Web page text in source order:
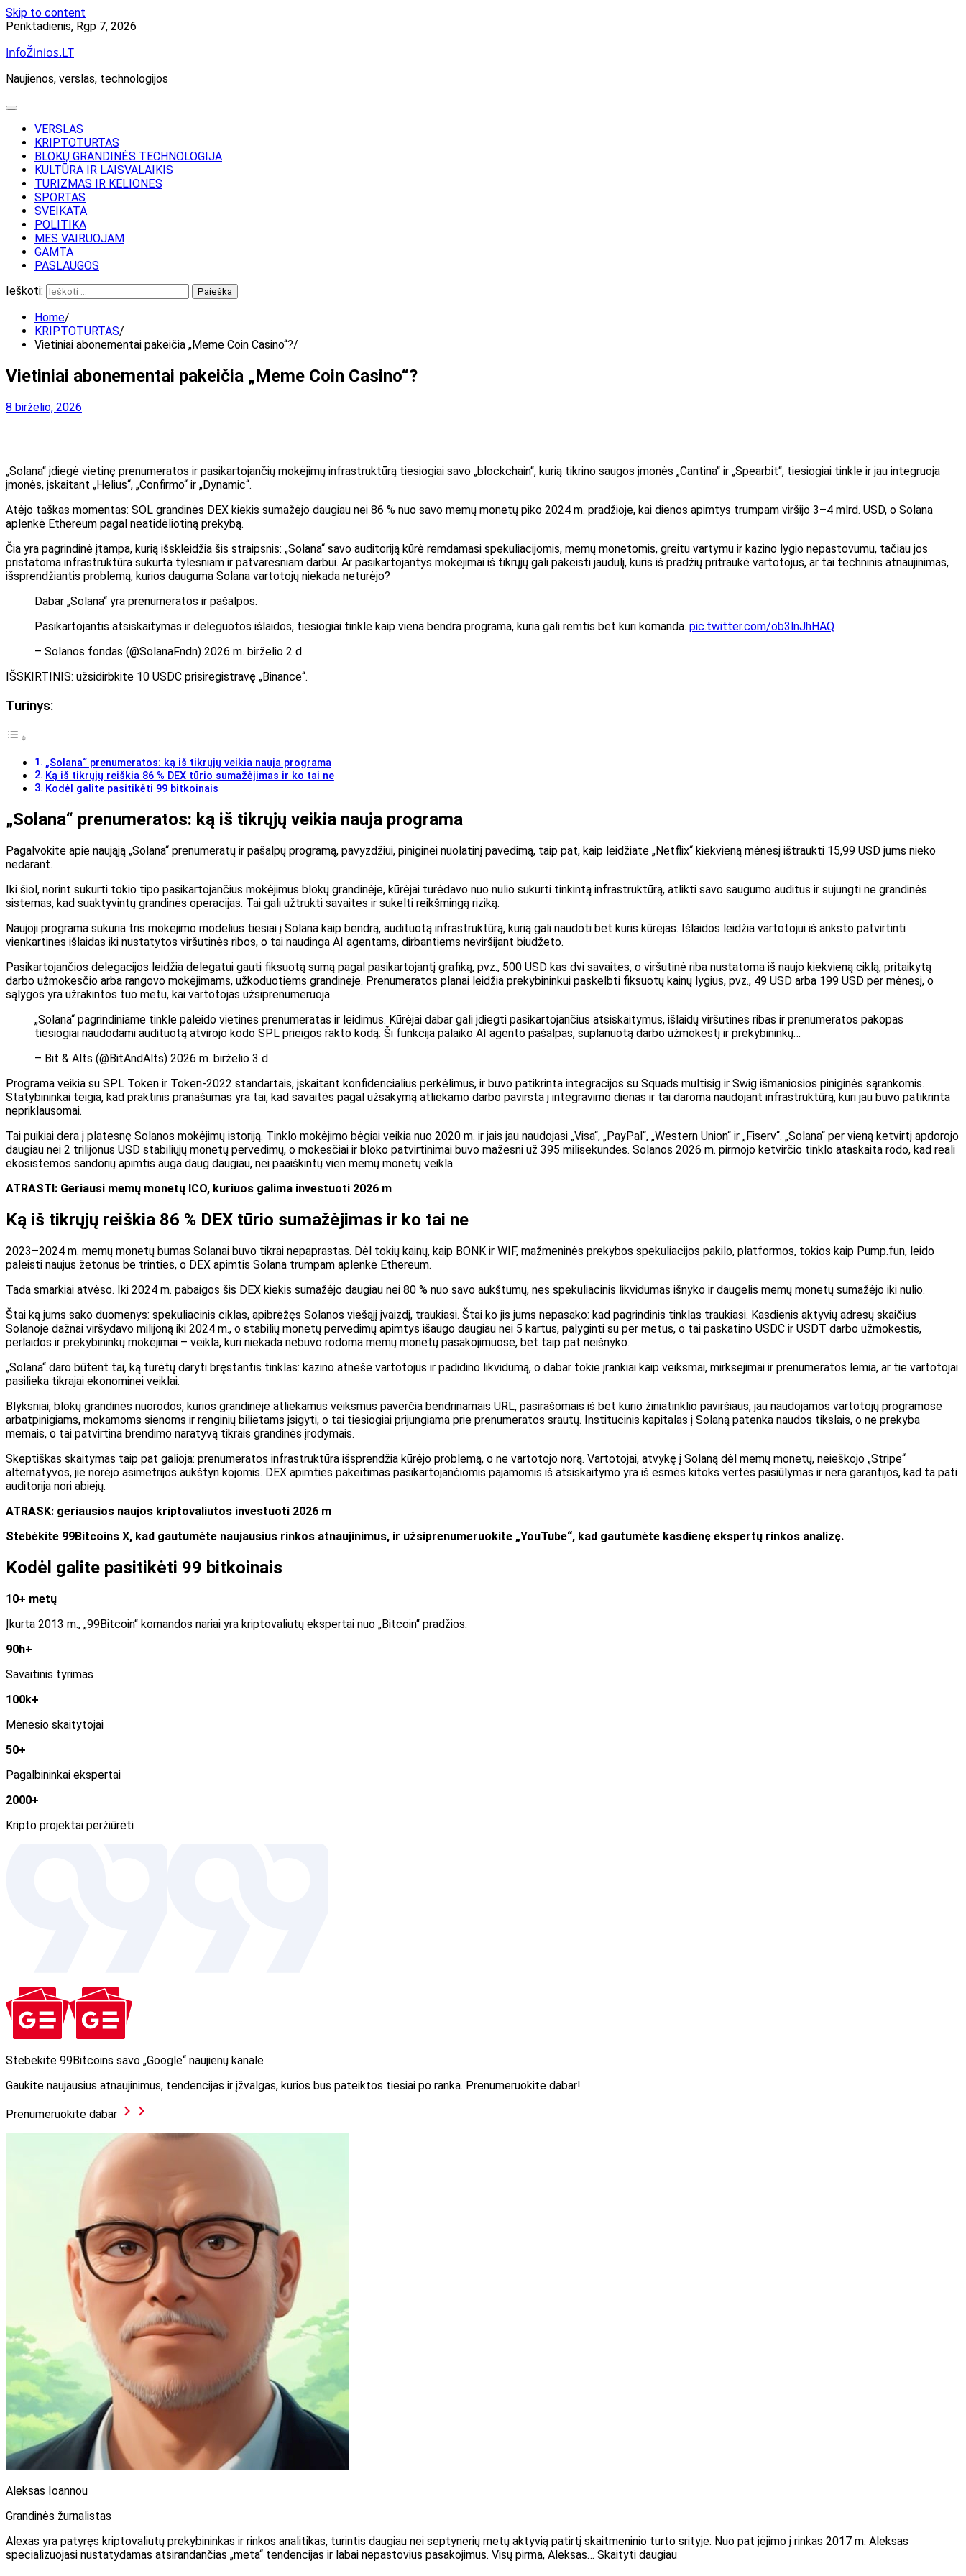
Skip to content
Penktadienis, Rgp 7, 2026
InfoŽinios.LT
Naujienos, verslas, technologijos
VERSLAS
KRIPTOTURTAS
BLOKŲ GRANDINĖS TECHNOLOGIJA
KULTŪRA IR LAISVALAIKIS
TURIZMAS IR KELIONĖS
SPORTAS
SVEIKATA
POLITIKA
MES VAIRUOJAM
GAMTA
PASLAUGOS
Ieškoti:
Home
KRIPTOTURTAS
Vietiniai abonementai pakeičia „Meme Coin Casino“?
Vietiniai abonementai pakeičia „Meme Coin Casino“?
8 birželio, 2026
„Solana“ įdiegė vietinę prenumeratos ir pasikartojančių mokėjimų infrastruktūrą tiesiogiai savo „blockchain“, kurią tikrino saugos įmonės „Cantina“ ir „Spearbit“, tiesiogiai tinkle ir jau integruoja
įmonės, įskaitant „Helius“, „Confirmo“ ir „Dynamic“.
Atėjo taškas momentas: SOL grandinės DEX kiekis sumažėjo daugiau nei 86 % nuo savo memų monetų piko 2024 m. pradžioje, kai dienos apimtys trumpam viršijo 3–4 mlrd. USD, o Solana
aplenkė Ethereum pagal neatidėliotiną prekybą.
Čia yra pagrindinė įtampa, kurią išskleidžia šis straipsnis: „Solana“ savo auditoriją kūrė remdamasi spekuliacijomis, memų monetomis, greitu vartymu ir kazino lygio nepastovumu, tačiau jos
pristatoma infrastruktūra sukurta tylesniam ir patvaresniam darbui. Ar pasikartojantys mokėjimai iš tikrųjų gali pakeisti jaudulį, kuris iš pradžių pritraukė vartotojus, ar tai techninis atnaujinimas,
išsprendžiantis problemą, kurios dauguma Solana vartotojų niekada neturėjo?
Dabar „Solana“ yra prenumeratos ir pašalpos.
Pasikartojantis atsiskaitymas ir deleguotos išlaidos, tiesiogiai tinkle kaip viena bendra programa, kuria gali remtis bet kuri komanda. pic.twitter.com/ob3lnJhHAQ
– Solanos fondas (@SolanaFndn) 2026 m. birželio 2 d
IŠSKIRTINIS: užsidirbkite 10 USDC prisiregistravę „Binance“.
Turinys:
„Solana“ prenumeratos: ką iš tikrųjų veikia nauja programa
Ką iš tikrųjų reiškia 86 % DEX tūrio sumažėjimas ir ko tai ne
Kodėl galite pasitikėti 99 bitkoinais
„Solana“ prenumeratos: ką iš tikrųjų veikia nauja programa
Pagalvokite apie naująją „Solana“ prenumeratų ir pašalpų programą, pavyzdžiui, piniginei nuolatinį pavedimą, taip pat, kaip leidžiate „Netflix“ kiekvieną mėnesį ištraukti 15,99 USD jums nieko
nedarant.
Iki šiol, norint sukurti tokio tipo pasikartojančius mokėjimus blokų grandinėje, kūrėjai turėdavo nuo nulio sukurti tinkintą infrastruktūrą, atlikti savo saugumo auditus ir sujungti ne grandinės
sistemas, kad suaktyvintų grandinės operacijas. Tai gali užtrukti savaites ir sukelti reikšmingą riziką.
Naujoji programa sukuria tris mokėjimo modelius tiesiai į Solana kaip bendrą, audituotą infrastruktūrą, kurią gali naudoti bet kuris kūrėjas. Išlaidos leidžia vartotojui iš anksto patvirtinti
vienkartines išlaidas iki nustatytos viršutinės ribos, o tai naudinga AI agentams, dirbantiems neviršijant biudžeto.
Pasikartojančios delegacijos leidžia delegatui gauti fiksuotą sumą pagal pasikartojantį grafiką, pvz., 500 USD kas dvi savaites, o viršutinė riba nustatoma iš naujo kiekvieną ciklą, pritaikytą
darbo užmokesčio arba rangovo mokėjimams, užkoduotiems grandinėje. Prenumeratos planai leidžia prekybininkui paskelbti fiksuotų kainų lygius, pvz., 49 USD arba 199 USD per mėnesį, o
sąlygos yra užrakintos tuo metu, kai vartotojas užsiprenumeruoja.
„Solana“ pagrindiniame tinkle paleido vietines prenumeratas ir leidimus. Kūrėjai dabar gali įdiegti pasikartojančius atsiskaitymus, išlaidų viršutines ribas ir prenumeratos pakopas
tiesiogiai naudodami audituotą atvirojo kodo SPL prieigos rakto kodą. Ši funkcija palaiko AI agento pašalpas, suplanuotą darbo užmokestį ir prekybininkų…
– Bit & Alts (@BitAndAlts) 2026 m. birželio 3 d
Programa veikia su SPL Token ir Token-2022 standartais, įskaitant konfidencialius perkėlimus, ir buvo patikrinta integracijos su Squads multisig ir Swig išmaniosios piniginės sąrankomis.
Statybininkai teigia, kad praktinis pranašumas yra tai, kad savaitės pagal užsakymą atliekamo darbo pavirsta į integravimo dienas ir tai daroma naudojant infrastruktūrą, kuri jau buvo patikrinta
nepriklausomai.
Tai puikiai dera į platesnę Solanos mokėjimų istoriją. Tinklo mokėjimo bėgiai veikia nuo 2020 m. ir jais jau naudojasi „Visa“, „PayPal“, „Western Union“ ir „Fiserv“. „Solana“ per vieną ketvirtį apdorojo
daugiau nei 2 trilijonus USD stabiliųjų monetų pervedimų, o mokesčiai ir bloko patvirtinimai buvo mažesni už 395 milisekundes. Solanos 2026 m. pirmojo ketvirčio tinklo ataskaita rodo, kad reali
ekosistemos sandorių apimtis auga daug daugiau, nei paaiškintų vien memų monetų veikla.
ATRASTI: Geriausi memų monetų ICO, kuriuos galima investuoti 2026 m
Ką iš tikrųjų reiškia 86 % DEX tūrio sumažėjimas ir ko tai ne
2023–2024 m. memų monetų bumas Solanai buvo tikrai nepaprastas. Dėl tokių kainų, kaip BONK ir WIF, mažmeninės prekybos spekuliacijos pakilo, platformos, tokios kaip Pump.fun, leido
paleisti naujus žetonus be trinties, o DEX apimtis Solana trumpam aplenkė Ethereum.
Tada smarkiai atvėso. Iki 2024 m. pabaigos šis DEX kiekis sumažėjo daugiau nei 80 % nuo savo aukštumų, nes spekuliacinis likvidumas išnyko ir daugelis memų monetų sumažėjo iki nulio.
Štai ką jums sako duomenys: spekuliacinis ciklas, apibrėžęs Solanos viešąjį įvaizdį, traukiasi. Štai ko jis jums nepasako: kad pagrindinis tinklas traukiasi. Kasdienis aktyvių adresų skaičius
Solanoje dažnai viršydavo milijoną iki 2024 m., o stabilių monetų pervedimų apimtys išaugo daugiau nei 5 kartus, palyginti su per metus, o tai paskatino USDC ir USDT darbo užmokestis,
perlaidos ir prekybininkų mokėjimai – veikla, kuri niekada nebuvo rodoma memų monetų pasakojimuose, bet taip pat neišnyko.
„Solana“ daro būtent tai, ką turėtų daryti bręstantis tinklas: kazino atnešė vartotojus ir padidino likvidumą, o dabar tokie įrankiai kaip veiksmai, mirksėjimai ir prenumeratos lemia, ar tie vartotojai
pasilieka tikrajai ekonominei veiklai.
Blyksniai, blokų grandinės nuorodos, kurios grandinėje atliekamus veiksmus paverčia bendrinamais URL, pasirašomais iš bet kurio žiniatinklio paviršiaus, jau naudojamos vartotojų programose
arbatpinigiams, mokamoms sienoms ir renginių bilietams įsigyti, o tai tiesiogiai prijungiama prie prenumeratos srautų. Institucinis kapitalas į Solaną patenka naudos tikslais, o ne prekyba
memais, o tai patvirtina brendimo naratyvą tikrais grandinės įrodymais.
Skeptiškas skaitymas taip pat galioja: prenumeratos infrastruktūra išsprendžia kūrėjo problemą, o ne vartotojo norą. Vartotojai, atvykę į Solaną dėl memų monetų, neieškojo „Stripe“
alternatyvos, jie norėjo asimetrijos aukštyn kojomis. DEX apimties pakeitimas pasikartojančiomis pajamomis iš atsiskaitymo yra iš esmės kitoks vertės pasiūlymas ir nėra garantijos, kad ta pati
auditorija nori abiejų.
ATRASK: geriausios naujos kriptovaliutos investuoti 2026 m
Stebėkite 99Bitcoins X, kad gautumėte naujausius rinkos atnaujinimus, ir užsiprenumeruokite „YouTube“, kad gautumėte kasdienę ekspertų rinkos analizę.
Kodėl galite pasitikėti 99 bitkoinais
10+ metų
Įkurta 2013 m., „99Bitcoin“ komandos nariai yra kriptovaliutų ekspertai nuo „Bitcoin“ pradžios.
90h+
Savaitinis tyrimas
100k+
Mėnesio skaitytojai
50+
Pagalbininkai ekspertai
2000+
Kripto projektai peržiūrėti
Stebėkite 99Bitcoins savo „Google“ naujienų kanale
Gaukite naujausius atnaujinimus, tendencijas ir įžvalgas, kurios bus pateiktos tiesiai po ranka. Prenumeruokite dabar!
Prenumeruokite dabar
Aleksas Ioannou
Grandinės žurnalistas
Alexas yra patyręs kriptovaliutų prekybininkas ir rinkos analitikas, turintis daugiau nei septynerių metų aktyvią patirtį skaitmeninio turto srityje. Nuo pat įėjimo į rinkas 2017 m. Aleksas
specializuojasi nustatydamas atsirandančias „meta“ tendencijas ir labai nepastovius pasakojimus. Visų pirma, Aleksas… Skaityti daugiau